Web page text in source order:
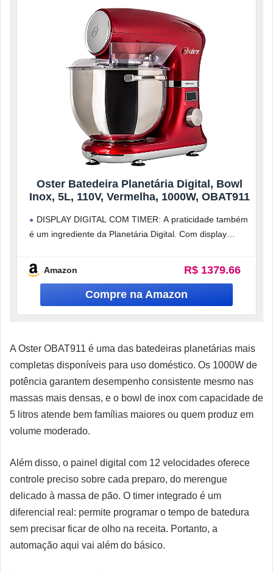
Oster Batedeira Planetária Digital, Bowl
Inox, 5L, 110V, Vermelha, 1000W, OBAT911
DISPLAY DIGITAL COM TIMER: A praticidade também
é um ingrediente da Planetária Digital. Com display
Amazon R$ 1379.66
A Oster OBAT911 é uma das batedeiras planetárias mais
completas disponíveis para uso doméstico. Os 1000W de
potência garantem desempenho consistente mesmo nas
massas mais densas, e o bowl de inox com capacidade de
5 litros atende bem famílias maiores ou quem produz em
volume moderado.
Além disso, o painel digital com 12 velocidades oferece
controle preciso sobre cada preparo, do merengue
delicado à massa de pão. O timer integrado é um
diferencial real: permite programar o tempo de batedura
sem precisar ficar de olho na receita. Portanto, a
automação aqui vai além do básico.